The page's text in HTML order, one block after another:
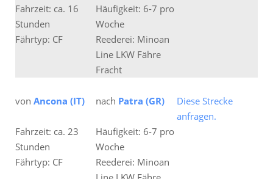
Fahrzeit: ca. 16
Stunden
Häufigkeit: 6-7 pro
Woche
Fährtyp: CF
Reederei: Minoan
Line LKW Fähre
Fracht
von Ancona (IT) nach Patra (GR)
Diese Strecke
anfragen.
Fahrzeit: ca. 23
Stunden
Häufigkeit: 6-7 pro
Woche
Fährtyp: CF
Reederei: Minoan